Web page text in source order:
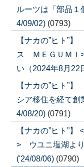
ルーツは「部品１
4/09/02) (0793)
【ナカの”ヒト”
ス ＭＥＧＵＭＩ
い（2024年8月22
【ナカの”ヒト”
シア移住を経て創
4/08/20) (0791)
【ナカの”ヒト”
> ウユニ塩湖より
('24/08/06) (0790)